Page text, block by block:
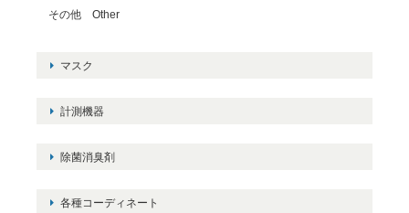
その他 Other
マスク
計測機器
除菌消臭剤
各種コーディネート